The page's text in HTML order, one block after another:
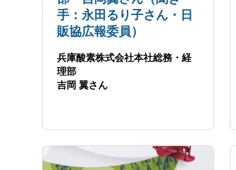
手：永田るり子さん・日
販協広報委員）
兵庫酸素株式会社本社総務・経
理部
吉岡 翼さん